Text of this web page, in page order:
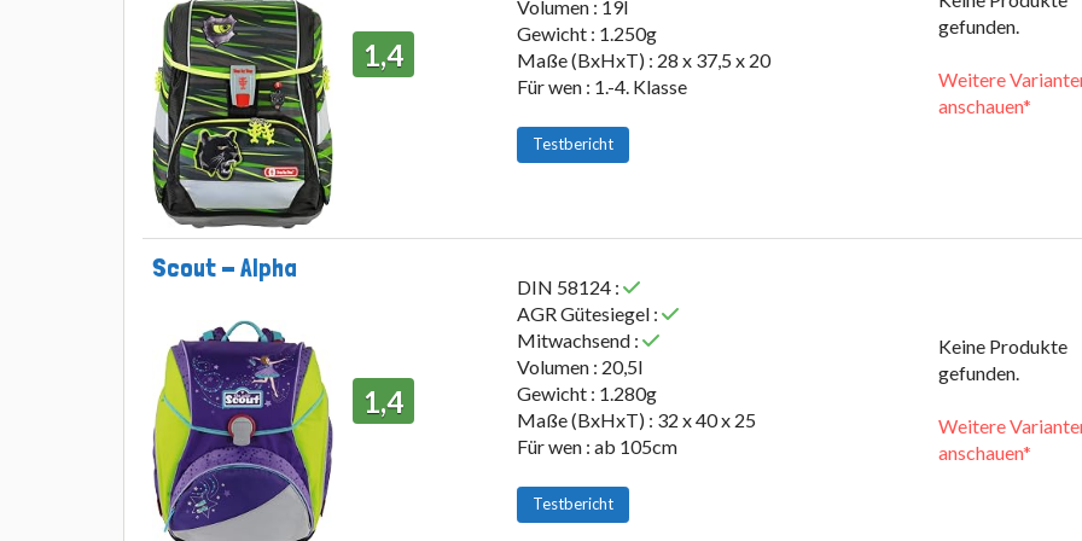
1,4
Volumen : 19l
Gewicht : 1.250g
Maße (BxHxT) : 28 x 37,5 x 20
Für wen : 1.-4. Klasse
Testbericht
gefunden.
Weitere
anschauen*
Scout - Alpha
1,4
DIN 58124 :
AGR Gütesiegel :
Mitwachsend :
Volumen : 20,5l
Gewicht : 1.280g
Maße (BxHxT) : 32 x 40 x 25
Für wen : ab 105cm
Testbericht
Keine Produkte
gefunden.
Weitere
anschauen*